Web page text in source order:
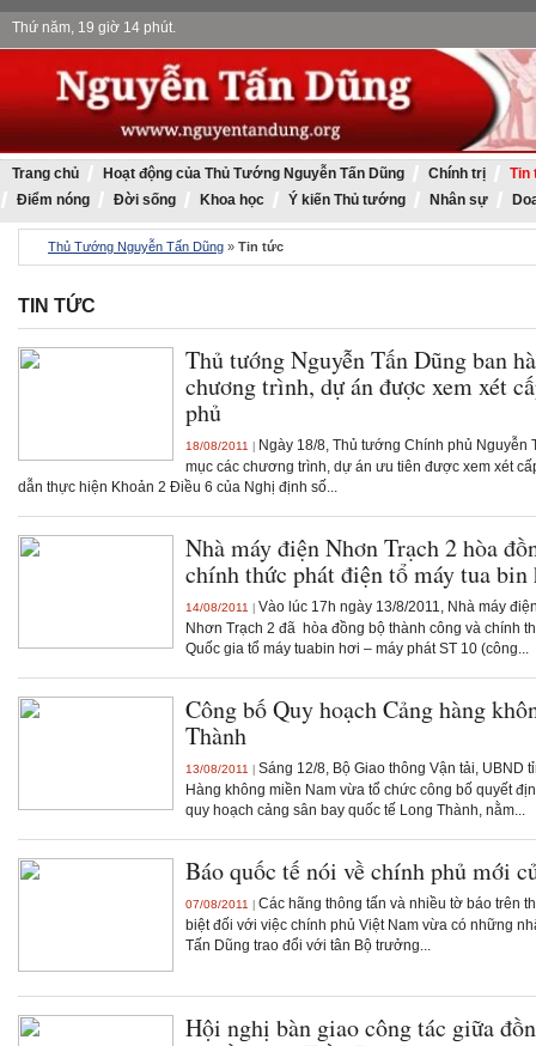
Thứ năm, 19 giờ 14 phút.
Thủ
Trang chủ Hoạt động của Thủ Tướng Nguyễn Tấn Dũng Chính trị
Tin
Điểm nóng
Đời sống Khoa học Ý kiến Thủ tướng Nhân sự
Thủ Tướng Nguyễn Tấn Dũng » Tin tức
TIN TỨC
Thủ tướng Nguyễn Tấn Dũng ban
chương trình, dự án được xem xét
phủ
18/08/2011
Ngày 18/8, Thủ tướng Chính phủ Nguyễn
mục các chương trình, dự án ưu tiên được xem xét
dẫn thực hiện Khoản 2 Điều 6 của Nghị định số...
Nhà máy điện Nhơn Trạch 2 hòa
chính thức phát điện tổ máy tua
14/08/2011
Vào lúc 17h ngày 13/8/2011, Nhà máy
Nhơn Trạch 2 đã hòa đồng bộ thành công và chính
Quốc gia tổ máy tuabin hơi – máy phát ST 10 (công...
Công bố Quy hoạch Cảng hàng
Thành
13/08/2011
Sáng 12/8, Bộ Giao thông Vận tải, UBND
Hàng không miền Nam vừa tổ chức công bố quyết
quy hoạch cảng sân bay quốc tế Long Thành, nằm...
Báo quốc tế nói về chính phủ mới
07/08/2011
Các hãng thông tấn và nhiều tờ báo trên
biệt đối với việc chính phủ Việt Nam vừa có những
Tấn Dũng trao đổi với tân Bộ trưởng...
Hội nghị bàn giao công tác giữa